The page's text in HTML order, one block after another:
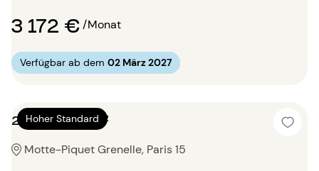
3 172 €/Monat
Verfügbar ab dem 02 März 2027
Hoher Standard
2 Zimmer 75m²
Motte-Piquet Grenelle, Paris 15